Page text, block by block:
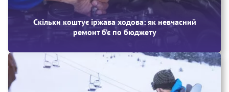
Скільки коштує іржава ходова: як невчасний
ремонт б’є по бюджету